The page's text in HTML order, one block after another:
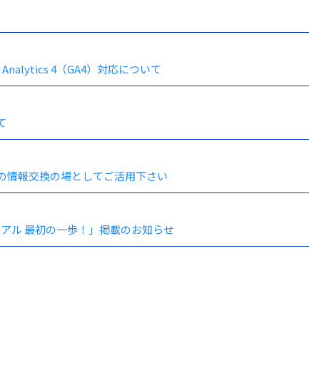
4（GA4）対応について
情報交換の場としてご活用下さい
ル 最初の一歩！」掲載のお知らせ